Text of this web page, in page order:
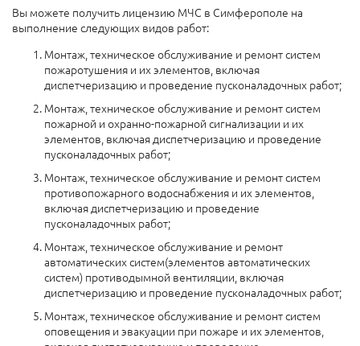
Вы можете получить лицензию МЧС в Симферополе на
выполнение следующих видов работ:
Монтаж, техническое обслуживание и ремонт систем
пожаротушения и их элементов, включая
диспетчеризацию и проведение пусконаладочных работ;
Монтаж, техническое обслуживание и ремонт систем
пожарной и охранно-пожарной сигнализации и их
элементов, включая диспетчеризацию и проведение
пусконаладочных работ;
Монтаж, техническое обслуживание и ремонт систем
противопожарного водоснабжения и их элементов,
включая диспетчеризацию и проведение
пусконаладочных работ;
Монтаж, техническое обслуживание и ремонт
автоматических систем(элементов автоматических
систем) противодымной вентиляции, включая
диспетчеризацию и проведение пусконаладочных работ;
Монтаж, техническое обслуживание и ремонт систем
оповещения и эвакуации при пожаре и их элементов,